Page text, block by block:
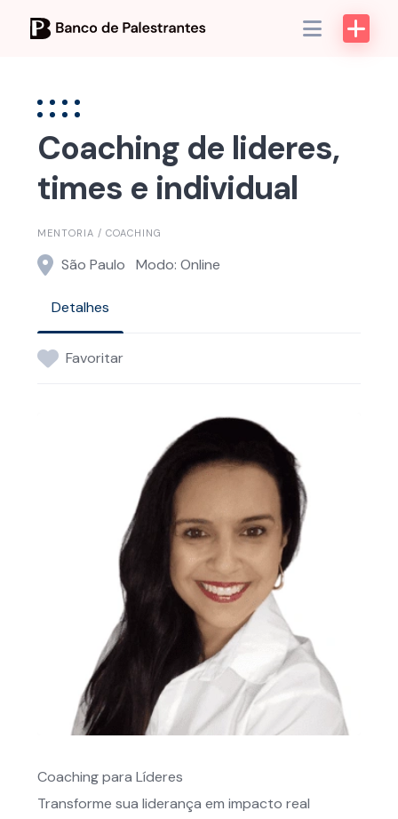
Coaching de lideres,
times e individual
MENTORIA / COACHING
São Paulo Modo: Online
Detalhes
Favoritar
Coaching para Líderes
Transforme sua liderança em impacto real